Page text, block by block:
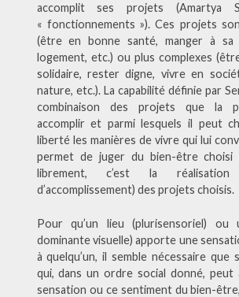
accomplit ses projets (Amartya
« fonctionnements »). Ces projets
(être en bonne santé, manger à sa
logement, etc.) ou plus complexes
solidaire, rester digne, vivre en
nature, etc.). La capabilité définie par
combinaison des projets que la
accomplir et parmi lesquels il peut
liberté les manières de vivre qui lui
permet de juger du bien-être choisi
librement, c’est la
d’accomplissement) des projets choisis.
Pour qu’un lieu (plurisensoriel) ou
dominante visuelle) apporte une
à quelqu’un, il semble nécessaire
qui, dans un ordre social donné,
sensation ou ce sentiment du bien-